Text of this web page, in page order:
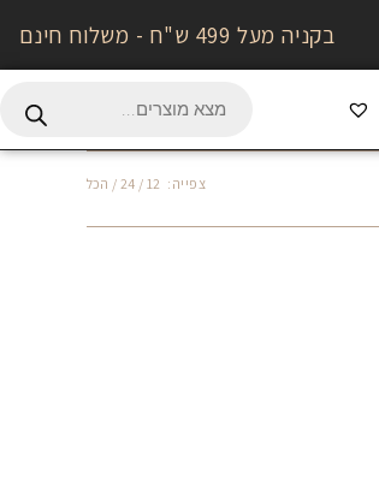
בקניה מעל 499 ש"ח - משלוח חינם
צפייה: 12
24 הכל